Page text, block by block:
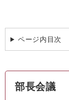
ページ内目次
部長会議